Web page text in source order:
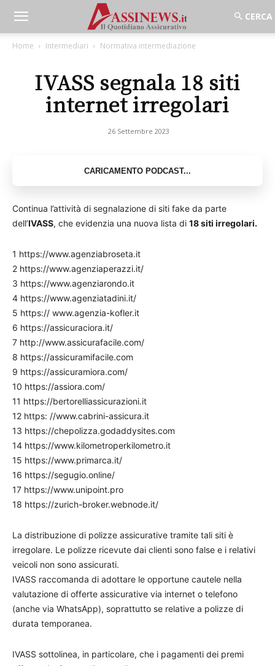
Home Intermediari Normativa intermediazione
IVASS segnala 18 siti
internet irregolari
26 Settembre 2023
Continua l’attività di segnalazione di siti fake da parte
dell’IVASS, che evidenzia una nuova lista di 18 siti irregolari.
1 https://www.agenziabroseta.it
2 https://www.agenziaperazzi.it/
3 https://www.agenziarondo.it
4 https://www.agenziatadini.it/
5 https:// www.agenzia-kofler.it
6 https://assicuraciora.it/
7 http://www.assicurafacile.com/
8 https://assicuramifacile.com
9 https://assicuramiora.com/
10 https://assiora.com/
11 https://bertorelliassicurazioni.it
12 https: //www.cabrini-assicura.it
13 https://chepolizza.godaddysites.com
14 https://www.kilometroperkilometro.it
15 https://www.primarca.it/
16 https://segugio.online/
17 https://www.unipoint.pro
18 https://zurich-broker.webnode.it/
La distribuzione di polizze assicurative tramite tali siti è
irregolare. Le polizze ricevute dai clienti sono false e i relativi
veicoli non sono assicurati.
IVASS raccomanda di adottare le opportune cautele nella
valutazione di offerte assicurative via internet o telefono
(anche via WhatsApp), soprattutto se relative a polizze di
durata temporanea.
IVASS sottolinea, in particolare, che i pagamenti dei premi